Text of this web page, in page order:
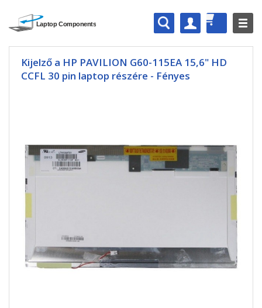
Kijelző a HP PAVILION G60-115EA 15,6" HD
CCFL 30 pin laptop részére - Fényes